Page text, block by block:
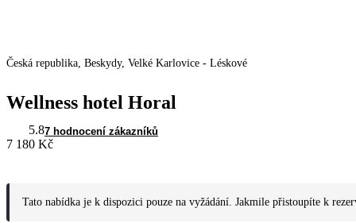
Česká republika, Beskydy, Velké Karlovice - Léskové
Wellness hotel Horal
5.87 hodnocení zákazníků
7 180 Kč
Tato nabídka je k dispozici pouze na vyžádání. Jakmile přistoupíte k